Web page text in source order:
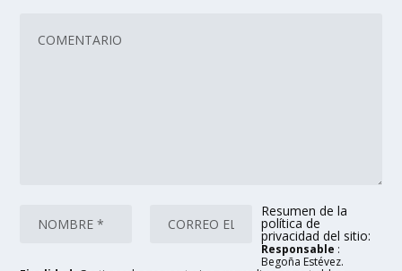
Resumen de la
política de
privacidad del sitio:
Responsable :
Begoña Estévez.